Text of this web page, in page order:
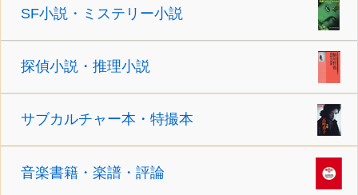
SF小説・ミステリー小説
探偵小説・推理小説
サブカルチャー本・特撮本
音楽書籍・楽譜・評論